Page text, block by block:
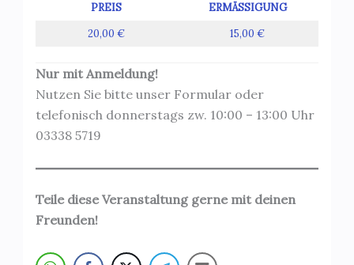
PREIS
ERMÄSSIGUNG
20,00 €
15,00 €
Nur mit Anmeldung!
Nutzen Sie bitte unser Formular oder
telefonisch donnerstags zw. 10:00 – 13:00 Uhr
03338 5719
Teile diese Veranstaltung gerne mit deinen
Freunden!